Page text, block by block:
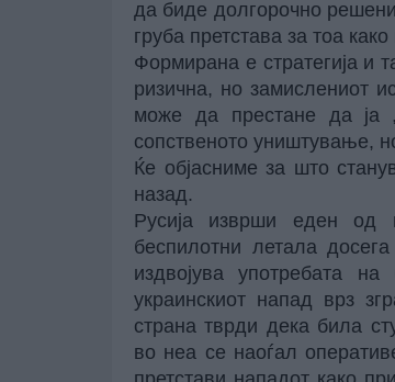
да биде долгорочно
груба претстава за тоа
Формирана е стратегија и
ризична, но замислениот
може да престане да ја
сопственото уништување,
Ќе објасниме за што
назад.
Русија изврши еден од
беспилотни летала
издвојува употребата
украинскиот напад врз
страна тврди дека била
во неа се наоѓал